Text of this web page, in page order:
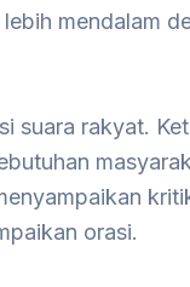
mendalam
suara rakyat.
orasi.